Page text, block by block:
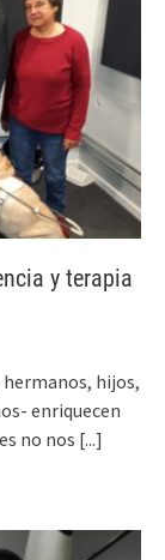
y terapia
hijos,
enriquecen
no nos [...]